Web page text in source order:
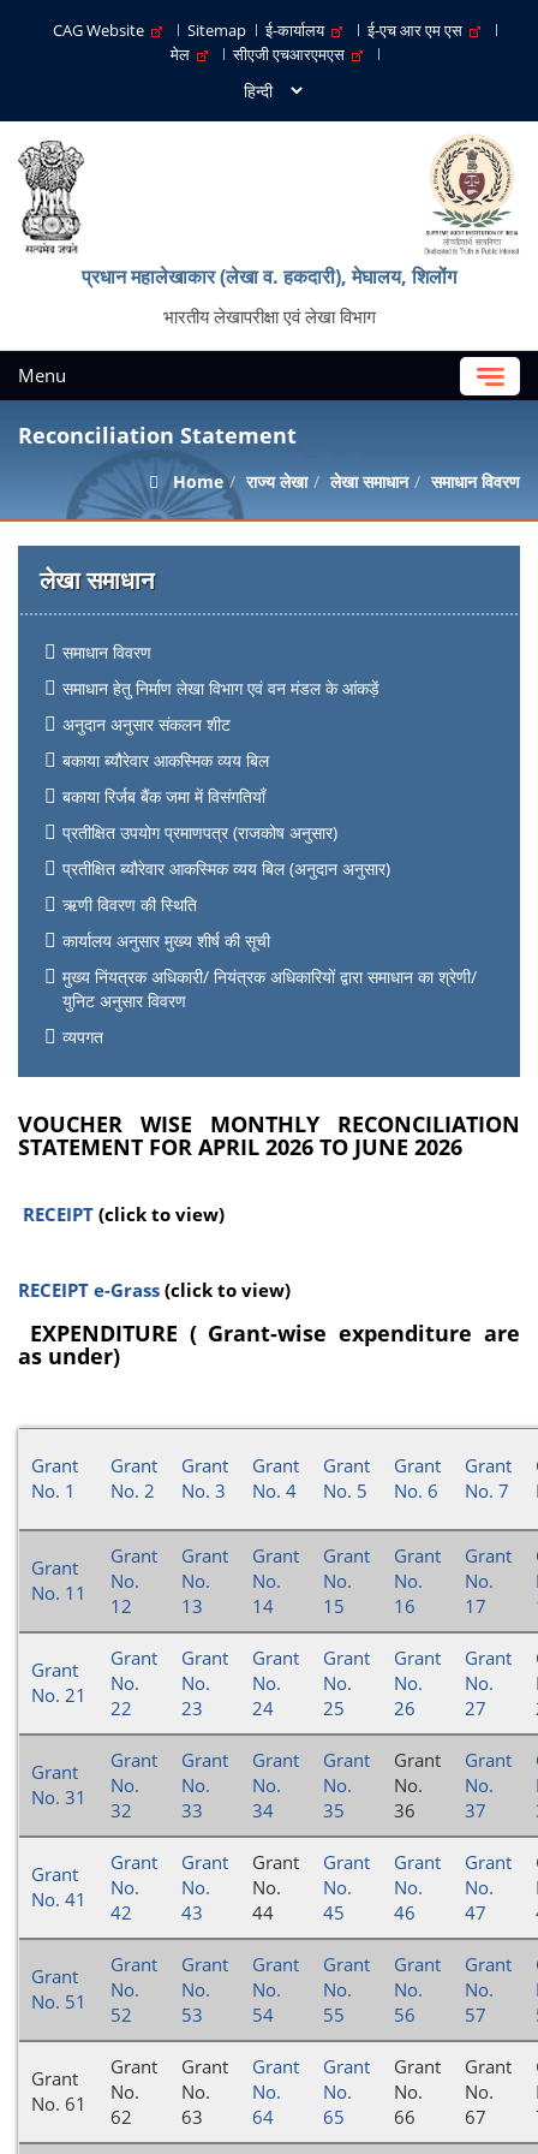
CAG Website Sitemap ई-कार्यालय
ई-एच आर एम एस
मेल
सीएजी एचआरएमएस
प्रधान महालेखाकार (लेखा व. हकदारी), मेघालय, शिलोंग
भारतीय लेखापरीक्षा एवं लेखा विभाग
Menu
Reconciliation Statement
Home राज्य लेखा लेखा समाधान समाधान विवरण
लेखा समाधान
समाधान विवरण
समाधान हेतु निर्माण लेखा विभाग एवं वन मंडल के आंकड़ें
अनुदान अनुसार संकलन शीट
बकाया ब्यौरेवार आकस्मिक व्यय बिल
बकाया रिर्जब बैंक जमा में विसंगतियाँ
प्रतीक्षित उपयोग प्रमाणपत्र (राजकोष अनुसार)
प्रतीक्षित ब्यौरेवार आकस्मिक व्यय बिल (अनुदान अनुसार)
ऋणी विवरण की स्थिति
कार्यालय अनुसार मुख्य शीर्ष की सूची
मुख्य निंयत्रक अधिकारी/ नियंत्रक अधिकारियों द्वारा समाधान का श्रेणी/
युनिट अनुसार विवरण
व्यपगत
VOUCHER WISE MONTHLY RECONCILIATION
STATEMENT FOR APRIL 2026 TO JUNE 2026
RECEIPT (click to view)
RECEIPT e-Grass (click to view)
EXPENDITURE ( Grant-wise expenditure are
as under)
Grant
No. 1
Grant
No. 2
Grant
No. 3
Grant
No. 4
Grant
No. 5
Grant
No. 6
Grant
No. 7
Grant
No. 11
Grant
No.
12
Grant
No.
13
Grant
No.
14
Grant
No.
15
Grant
No.
16
Grant
No.
17
Grant
No. 21
Grant
No.
22
Grant
No.
23
Grant
No.
24
Grant
No.
25
Grant
No.
26
Grant
No.
27
Grant
No. 31
Grant
No.
32
Grant
No.
33
Grant
No.
34
Grant
No.
35
Grant
No.
36
Grant
No.
37
Grant
No. 41
Grant
No.
42
Grant
No.
43
Grant
No.
44
Grant
No.
45
Grant
No.
46
Grant
No.
47
Grant
No. 51
Grant
No.
52
Grant
No.
53
Grant
No.
54
Grant
No.
55
Grant
No.
56
Grant
No.
57
Grant
No. 61
Grant
No.
62
Grant
No.
63
Grant
No.
64
Grant
No.
65
Grant
No.
66
Grant
No.
67